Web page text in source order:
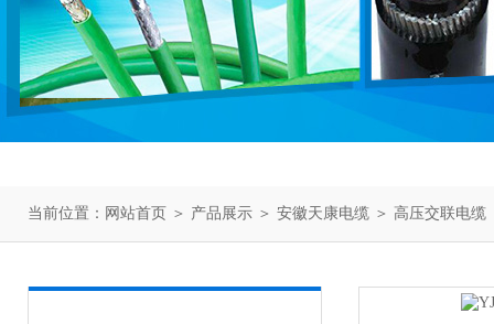
当前位置： 网站首页 ＞ 产品展示 ＞ 安徽天康电缆 ＞ 高压交联电缆